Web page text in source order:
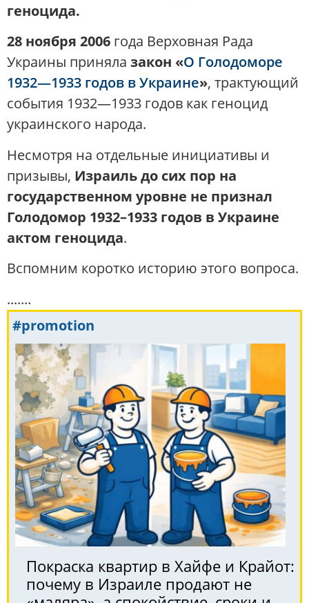
геноцида.
28 ноября 2006 года Верховная Рада
Украины приняла закон «О Голодоморе
1932—1933 годов в Украине», трактующий
события 1932—1933 годов как геноцид
украинского народа.
Несмотря на отдельные инициативы и
призывы, Израиль до сих пор на
государственном уровне не признал
Голодомор 1932–1933 годов в Украине
актом геноцида.
Вспомним коротко историю этого вопроса.
.......
#promotion
Покраска квартир в Хайфе и Крайот:
почему в Израиле продают не